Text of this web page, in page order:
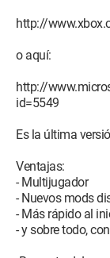
http://
o aquí:
http://
id=5549
Es la última
Ventajas:
- Multijugador
- Nuevos mods
- Más rápido al
- y sobre todo,